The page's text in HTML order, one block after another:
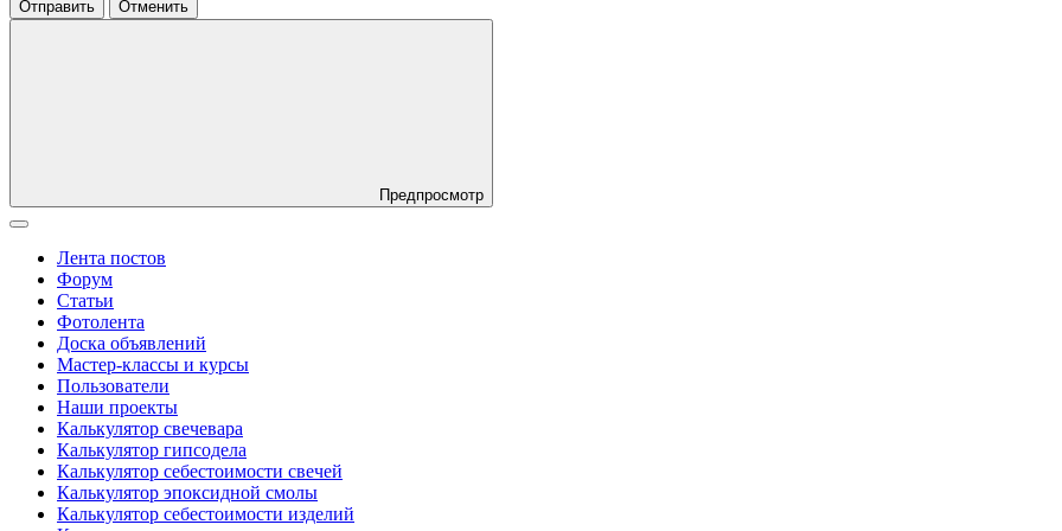
Отправить Отменить
Предпросмотр
Лента постов
Форум
Статьи
Фотолента
Доска объявлений
Мастер-классы и курсы
Пользователи
Наши проекты
Калькулятор свечевара
Калькулятор гипсодела
Калькулятор себестоимости свечей
Калькулятор эпоксидной смолы
Калькулятор себестоимости изделий